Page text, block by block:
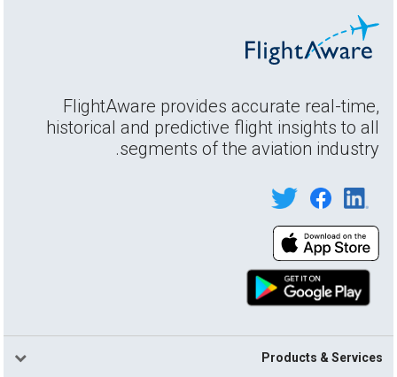
FlightAware provides accurate real-time,
historical and predictive flight insights to all
segments of the aviation industry.
Products & Services